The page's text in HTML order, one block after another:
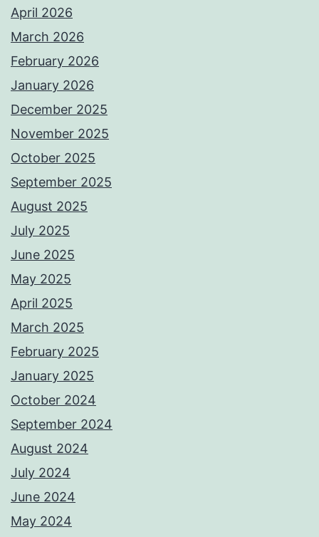
April 2026
March 2026
February 2026
January 2026
December 2025
November 2025
October 2025
September 2025
August 2025
July 2025
June 2025
May 2025
April 2025
March 2025
February 2025
January 2025
October 2024
September 2024
August 2024
July 2024
June 2024
May 2024